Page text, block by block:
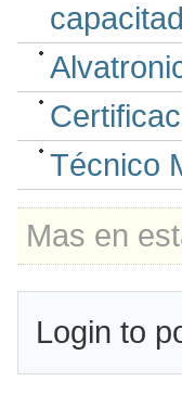
Técnico
Mas en
Login to